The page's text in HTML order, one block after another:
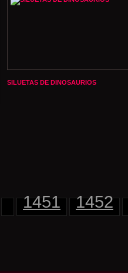
SILUETAS DE DINOSAURIOS
1451 1452